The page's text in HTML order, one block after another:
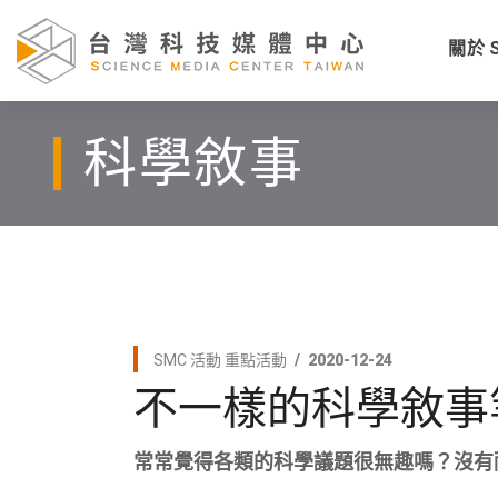
關於
科學敘事
SMC 活動 重點活動 2020-12-24
不一樣的科學敘
常常覺得各類的科學議題很無趣嗎？沒